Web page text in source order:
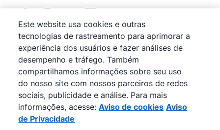
©2026Pipedrive
Pipedrive
Termos de Serviço
Pipedrive
Aviso de Privacidade
Mapa do site
Aviso de cookies
Preferências de cookies
O Pipedrive é um CRM de vendas baseado na web.
Este website usa cookies e outras
tecnologias de rastreamento para aprimorar a
experiência dos usuários e fazer análises de
desempenho e tráfego. Também
compartilhamos informações sobre seu uso
do nosso site com nossos parceiros de redes
sociais, publicidade e análise. Para mais
informações, acesse: Aviso de cookies Aviso
de Privacidade